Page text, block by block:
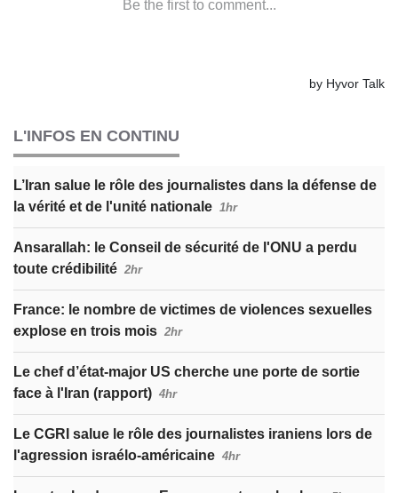
L'INFOS EN CONTINU
L’Iran salue le rôle des journalistes dans la défense de
la vérité et de l'unité nationale 1hr
Ansarallah: le Conseil de sécurité de l'ONU a perdu
toute crédibilité 2hr
France: le nombre de victimes de violences sexuelles
explose en trois mois 2hr
Le chef d’état-major US cherche une porte de sortie
face à l'Iran (rapport) 4hr
Le CGRI salue le rôle des journalistes iraniens lors de
l'agression israélo-américaine 4hr